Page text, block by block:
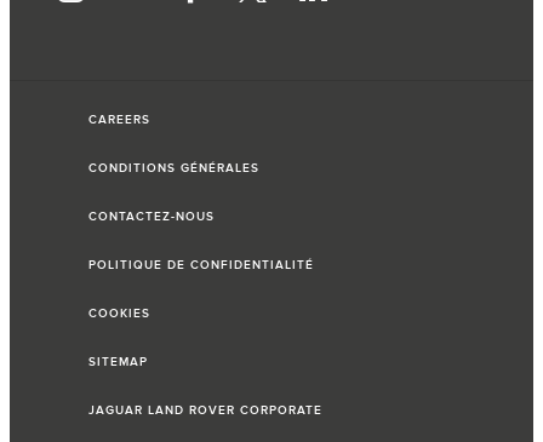
CAREERS
CONDITIONS GÉNÉRALES
CONTACTEZ-NOUS
POLITIQUE DE CONFIDENTIALITÉ
COOKIES
SITEMAP
JAGUAR LAND ROVER CORPORATE